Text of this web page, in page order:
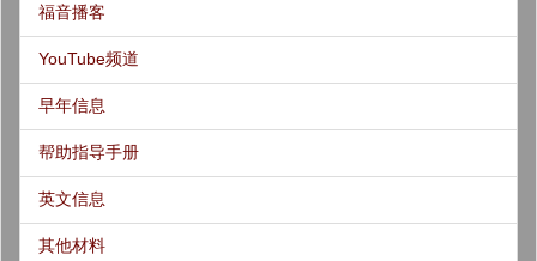
福音播客
YouTube频道
早年信息
帮助指导手册
英文信息
其他材料